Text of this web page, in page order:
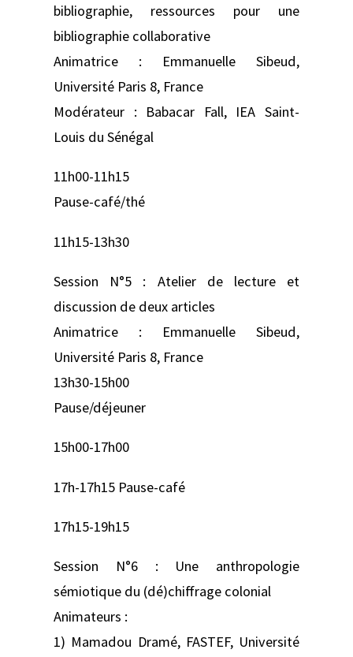
bibliographie, ressources pour une
bibliographie collaborative
Animatrice : Emmanuelle Sibeud,
Université Paris 8, France
Modérateur : Babacar Fall, IEA Saint-
Louis du Sénégal
11h00-11h15
Pause-café/thé
11h15-13h30
Session N°5 : Atelier de lecture et
discussion de deux articles
Animatrice : Emmanuelle Sibeud,
Université Paris 8, France
13h30-15h00
Pause/déjeuner
15h00-17h00
17h-17h15 Pause-café
17h15-19h15
Session N°6 : Une anthropologie
sémiotique du (dé)chiffrage colonial
Animateurs :
1) Mamadou Dramé, FASTEF, Université